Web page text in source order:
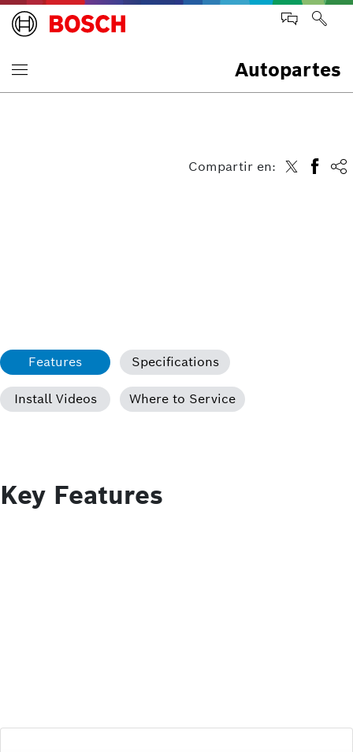
Autopartes
Compartir en:
Features Specifications
Install Videos Where to Service
Key Features